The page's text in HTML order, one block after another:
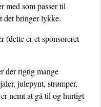
med som passer til
det bringer lykke.
(dette er et sponsoreret
der rigtig mange
julepynt, strømper,
nemt at gå til og hurtigt